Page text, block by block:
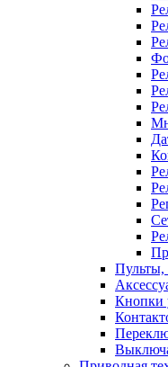
Пульты,
Кнопки